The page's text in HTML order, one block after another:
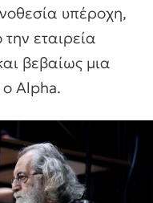
υπέροχη,
εταιρεία
βεβαίως μια
Alpha.